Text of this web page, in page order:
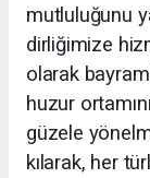
mutluluğunu
dirliğimize
olarak
huzur
güzele
kılarak, her